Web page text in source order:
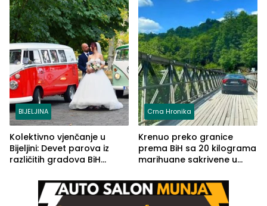
BIJELJINA
Kolektivno vjenčanje u
Bijeljini: Devet parova iz
različitih gradova BiH
Crna Hronika
Krenuo preko granice
prema BiH sa 20 kilograma
marihuane sakrivene u